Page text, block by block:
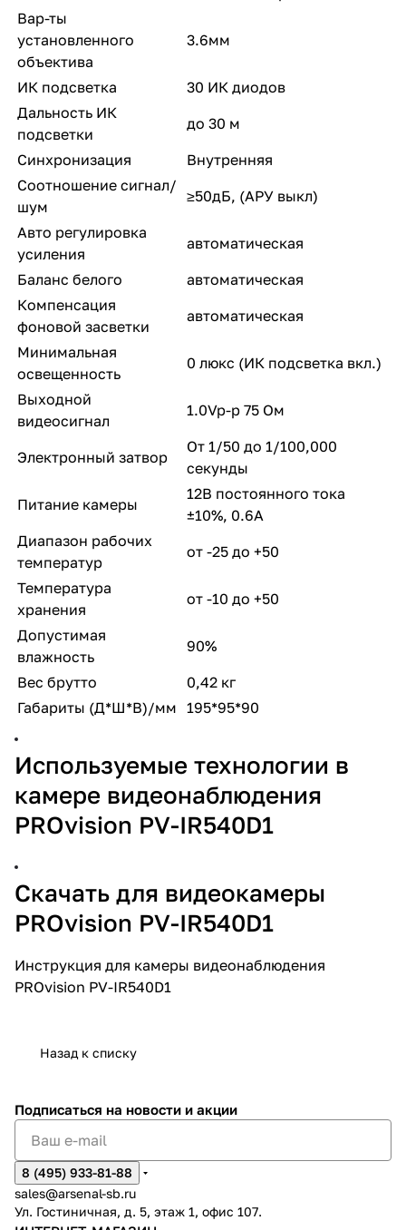
Вар-ты
установленного
объектива
3.6мм
ИК подсветка
30 ИК диодов
Дальность ИК
подсветки
до 30 м
Синхронизация
Внутренняя
Соотношение сигнал/
шум
≥50дБ, (АРУ выкл)
Авто регулировка
усиления
автоматическая
Баланс белого
автоматическая
Компенсация
фоновой засветки
автоматическая
Минимальная
освещенность
0 люкс (ИК подсветка вкл.)
Выходной
видеосигнал
1.0Vp-p 75 Ом
Электронный затвор
От 1/50 до 1/100,000
секунды
Питание камеры
12В постоянного тока
±10%, 0.6A
Диапазон рабочих
температур
от -25 до +50
Температура
хранения
от -10 до +50
Допустимая
влажность
90%
Вес брутто
0,42 кг
Габариты (Д*Ш*В)/мм 195*95*90
Используемые технологии в
камере видеонаблюдения
PROvision PV-IR540D1
Скачать для видеокамеры
PROvision PV-IR540D1
Инструкция для камеры видеонаблюдения
PROvision PV-IR540D1
Назад к списку
Подписаться на новости и акции
8 (495) 933-81-88
sales@arsenal-sb.ru
Ул. Гостиничная, д. 5, этаж 1, офис 107.